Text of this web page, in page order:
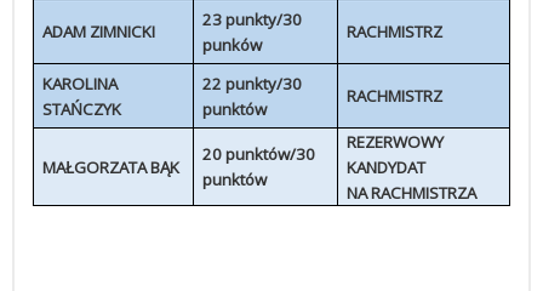
ADAM ZIMNICKI
23 punkty/30
punków
RACHMISTRZ
KAROLINA
STAŃCZYK
22 punkty/30
punktów
RACHMISTRZ
MAŁGORZATA BĄK
20 punktów/30
punktów
REZERWOWY
KANDYDAT
NA RACHMISTRZA